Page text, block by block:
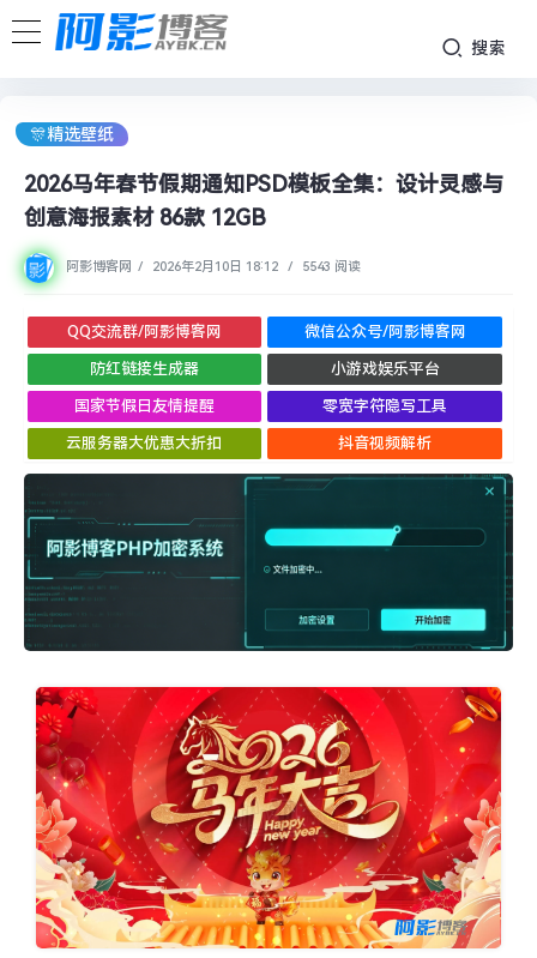
搜索
🎊精选壁纸
2026马年春节假期通知PSD模板全集：设计灵感与
创意海报素材 86款 12GB
阿影博客网 / 2026年2月10日 18:12 / 5543 阅读
QQ交流群/阿影博客网 微信公众号/阿影博客网
防红链接生成器 小游戏娱乐平台
国家节假日友情提醒 零宽字符隐写工具
云服务器大优惠大折扣 抖音视频解析
image